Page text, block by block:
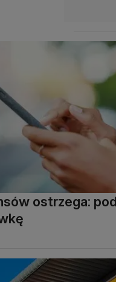
ostrzega: